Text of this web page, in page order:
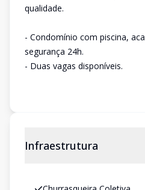
qualidade.
- Condomínio com piscina,
segurança 24h.
- Duas vagas disponíveis.
Infraestrutura